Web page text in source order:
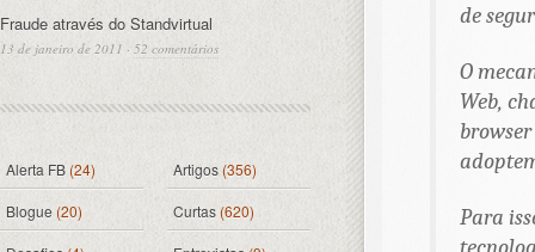
de
O
Web,
browser
Para
Fraude através do Standvirtual
13 de janeiro de 2011 · 52 comentários
Alerta FB (24) Artigos(356)
Blogue (20) Curtas(620)